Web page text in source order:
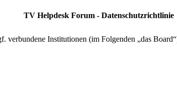
TV Helpdesk Forum - Datenschutzrichtlinie
Institutionen (im Folgenden „das